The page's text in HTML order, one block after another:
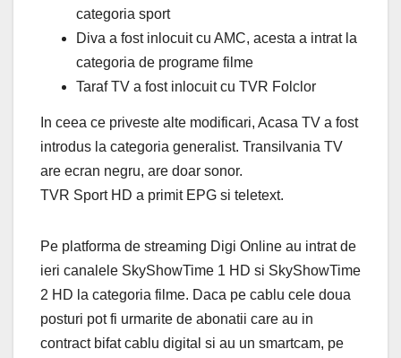
categoria sport
Diva a fost inlocuit cu AMC, acesta a intrat la
categoria de programe filme
Taraf TV a fost inlocuit cu TVR Folclor
In ceea ce priveste alte modificari, Acasa TV a fost
introdus la categoria generalist. Transilvania TV
are ecran negru, are doar sonor.
TVR Sport HD a primit EPG si teletext.
Pe platforma de streaming Digi Online au intrat de
ieri canalele SkyShowTime 1 HD si SkyShowTime
2 HD la categoria filme. Daca pe cablu cele doua
posturi pot fi urmarite de abonatii care au in
contract bifat cablu digital si au un smartcam, pe